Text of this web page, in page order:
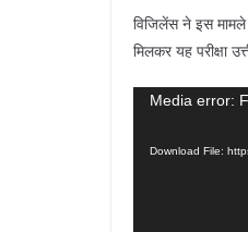
o
k
p
विजिलेंस ने इस
मिलकर यह परीक्षा
Video
Media error:
Download File: